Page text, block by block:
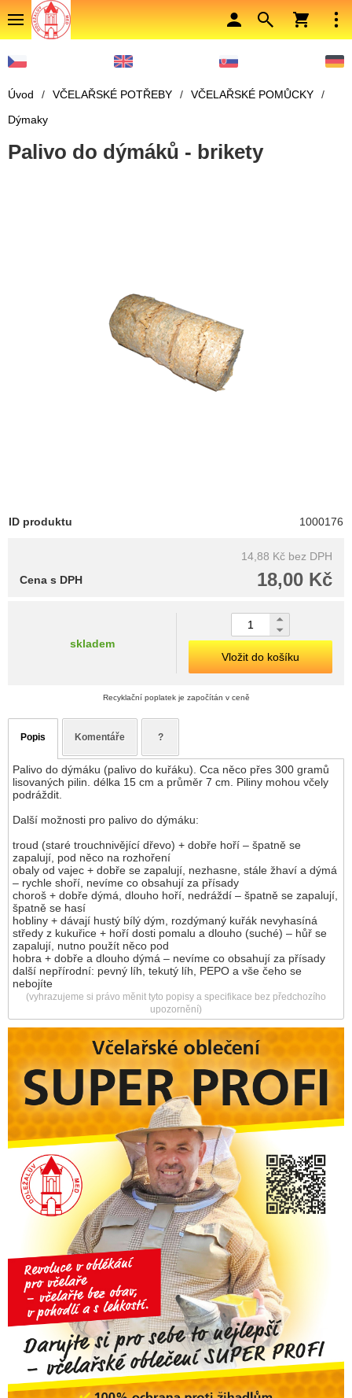
Úvod / VČELAŘSKÉ POTŘEBY / VČELAŘSKÉ POMŮCKY
/
Dýmaky
Palivo do dýmáků - brikety
ID produktu 1000176
14,88 Kč bez DPH
18,00 Kč
Cena s DPH
skladem
Vložit do košíku
Recyklační poplatek je započítán v ceně
Popis Komentáře ?
Palivo do dýmáku (palivo do kuřáku). Cca něco přes 300 gramů
lisovaných pilin. délka 15 cm a průměr 7 cm. Piliny mohou včely
podráždit.
Další možnosti pro palivo do dýmáku:
troud (staré trouchnivějící dřevo) + dobře hoří – špatně se
zapalují, pod něco na rozhoření
obaly od vajec + dobře se zapalují, nezhasne, stále žhaví a dýmá
– rychle shoří, nevíme co obsahují za přísady
choroš + dobře dýmá, dlouho hoří, nedráždí – špatně se zapalují,
špatně se hasí
hobliny + dávají hustý bílý dým, rozdýmaný kuřák nevyhasíná
středy z kukuřice + hoří dosti pomalu a dlouho (suché) – hůř se
zapalují, nutno použít něco pod
hobra + dobře a dlouho dýmá – nevíme co obsahují za přísady
další nepřírodní: pevný líh, tekutý líh, PEPO a vše čeho se
nebojíte
(vyhrazujeme si právo měnit tyto popisy a specifikace bez předchozího
upozornění)